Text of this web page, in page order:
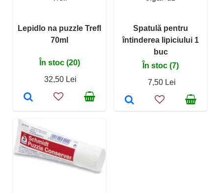
Lepidlo na puzzle Trefl
70ml
În stoc (20)
32,50 Lei
Spatulă pentru
întinderea lipiciului 1
buc
În stoc (7)
7,50 Lei